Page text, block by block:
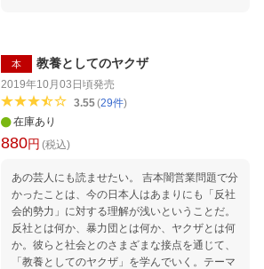
本 教養としてのヤクザ
2019年10月03日頃発売
3.55(29件)
在庫あり
880円 (税込)
あの芸人にも読ませたい。 吉本闇営業問題で分
かったことは、今の日本人はあまりにも「反社
会的勢力」に対する理解が浅いということだ。
反社とは何か、暴力団とは何か、ヤクザとは何
か。彼らと社会とのさまざまな接点を通じて、
「教養としてのヤクザ」を学んでいく。テーマ